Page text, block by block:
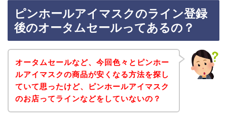
ピンホールアイマスクのライン登録
後のオータムセールってあるの？
オータムセールなど、今回色々とピンホー
ルアイマスクの商品が安くなる方法を探し
ていて思ったけど、ピンホールアイマスク
のお店ってラインなどをしていないの？